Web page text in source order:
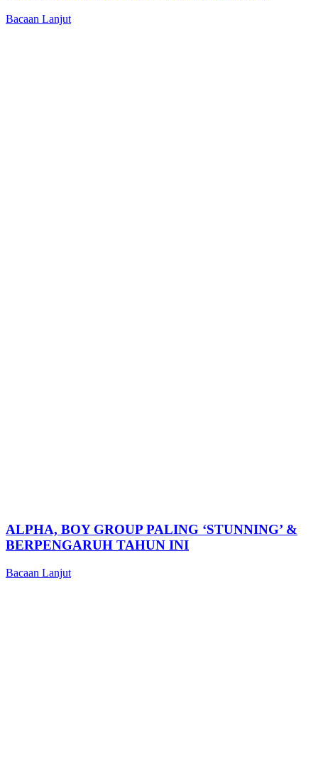
Bacaan Lanjut
ALPHA, BOY GROUP PALING ‘STUNNING’ &
BERPENGARUH TAHUN INI
Bacaan Lanjut